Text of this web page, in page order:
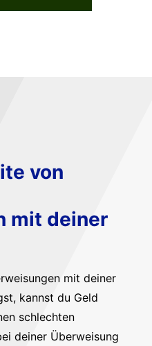
von
mit deiner
mit deiner
kannst du Geld
schlechten
deiner Überweisung